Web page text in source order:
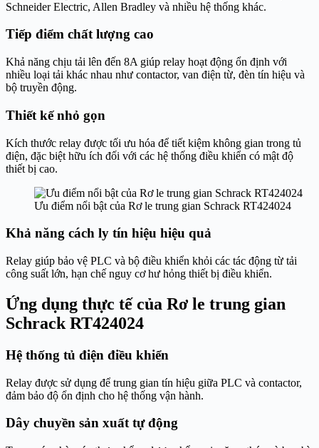
Schneider Electric, Allen Bradley và nhiều hệ thống khác.
Tiếp điểm chất lượng cao
Khả năng chịu tải lên đến 8A giúp relay hoạt động ổn định với
nhiều loại tải khác nhau như contactor, van điện từ, đèn tín hiệu và
bộ truyền động.
Thiết kế nhỏ gọn
Kích thước relay được tối ưu hóa để tiết kiệm không gian trong tủ
điện, đặc biệt hữu ích đối với các hệ thống điều khiển có mật độ
thiết bị cao.
Ưu điểm nổi bật của Rơ le trung gian Schrack RT424024
Khả năng cách ly tín hiệu hiệu quả
Relay giúp bảo vệ PLC và bộ điều khiển khỏi các tác động từ tải
công suất lớn, hạn chế nguy cơ hư hỏng thiết bị điều khiển.
Ứng dụng thực tế của Rơ le trung gian
Schrack RT424024
Hệ thống tủ điện điều khiển
Relay được sử dụng để trung gian tín hiệu giữa PLC và contactor,
đảm bảo độ ổn định cho hệ thống vận hành.
Dây chuyền sản xuất tự động